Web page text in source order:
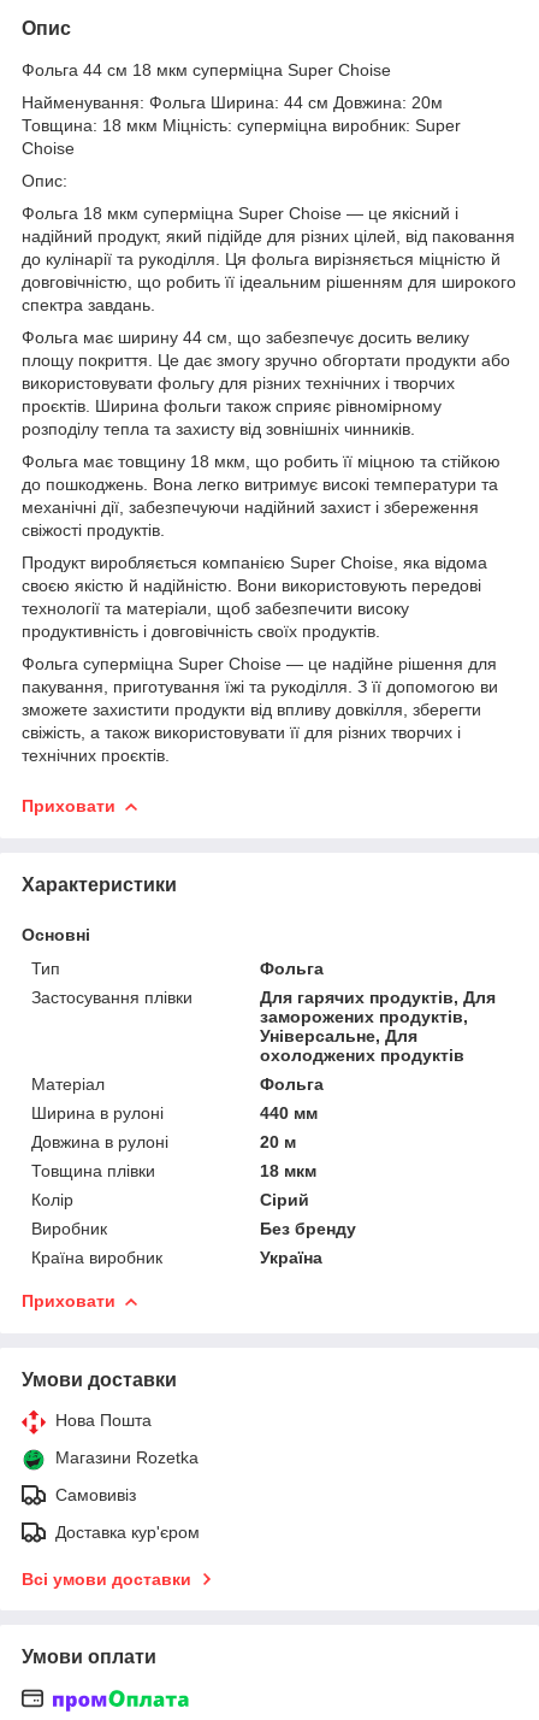
Опис
Фольга 44 см 18 мкм суперміцна Super Choise
Найменування: Фольга Ширина: 44 см Довжина: 20м
Товщина: 18 мкм Міцність: суперміцна виробник: Super
Choise
Опис:
Фольга 18 мкм суперміцна Super Choise — це якісний і
надійний продукт, який підійде для різних цілей, від паковання
до кулінарії та рукоділля. Ця фольга вирізняється міцністю й
довговічністю, що робить її ідеальним рішенням для широкого
спектра завдань.
Фольга має ширину 44 см, що забезпечує досить велику
площу покриття. Це дає змогу зручно обгортати продукти або
використовувати фольгу для різних технічних і творчих
проєктів. Ширина фольги також сприяє рівномірному
розподілу тепла та захисту від зовнішніх чинників.
Фольга має товщину 18 мкм, що робить її міцною та стійкою
до пошкоджень. Вона легко витримує високі температури та
механічні дії, забезпечуючи надійний захист і збереження
свіжості продуктів.
Продукт виробляється компанією Super Choise, яка відома
своєю якістю й надійністю. Вони використовують передові
технології та матеріали, щоб забезпечити високу
продуктивність і довговічність своїх продуктів.
Фольга суперміцна Super Choise — це надійне рішення для
пакування, приготування їжі та рукоділля. З її допомогою ви
зможете захистити продукти від впливу довкілля, зберегти
свіжість, а також використовувати її для різних творчих і
технічних проєктів.
Приховати
Характеристики
Основні
Тип
Фольга
Застосування плівки
Для гарячих продуктів, Для
заморожених продуктів,
Універсальне, Для
охолоджених продуктів
Матеріал
Фольга
Ширина в рулоні
440 мм
Довжина в рулоні
20 м
Товщина плівки
18 мкм
Колір
Сірий
Виробник
Без бренду
Країна виробник
Україна
Приховати
Умови доставки
Нова Пошта
Магазини Rozetka
Самовивіз
Доставка кур'єром
Всі умови доставки
Умови оплати